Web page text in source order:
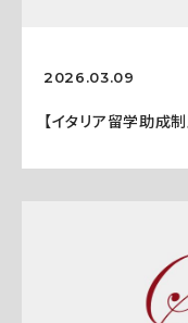
2026.03.09
【イタリア留学助成